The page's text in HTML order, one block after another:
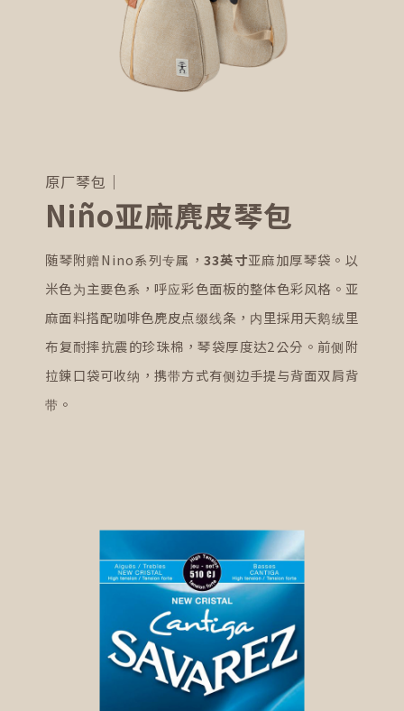
原厂琴包｜
Niño亚麻麂皮琴包
随琴附赠Nino系列专属， 33英寸亚麻加厚琴袋。以
米色为主要色系，呼应彩色面板的整体色彩风格。亚
麻面料搭配咖啡色麂皮点缀线条，内里採用天鹅绒里
布复耐摔抗震的珍珠棉，琴袋厚度达2公分。前侧附
拉鍊口袋可收纳，携带方式有侧边手提与背面双肩背
带。